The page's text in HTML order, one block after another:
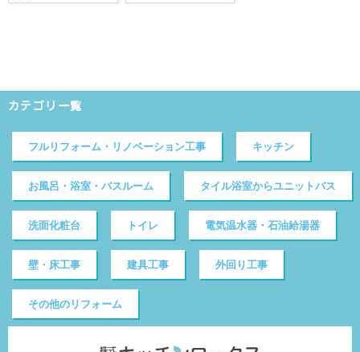
カテゴリ一覧
フルリフォーム・リノベーション工事 キッチン
お風呂・浴室・バスルーム タイル浴室からユニットバス
洗面化粧台 トイレ 電気温水器・石油給湯器
壁・床工事 建具工事 外回り工事
その他のリフォーム